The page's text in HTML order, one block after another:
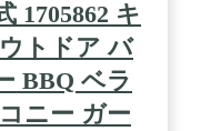
1705862 キ
トドア バ
BBQ ベラ
ニー ガー